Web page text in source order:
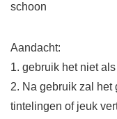
schoon
Aandacht:
1. gebruik het niet
2. Na gebruik zal het
tintelingen of jeuk